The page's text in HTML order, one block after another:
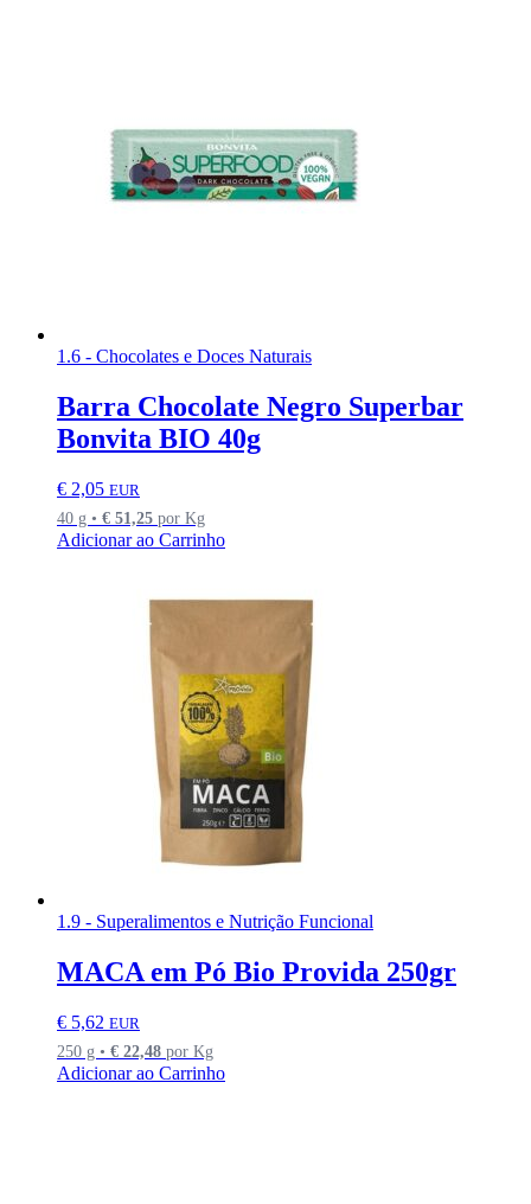
1.6 - Chocolates e Doces Naturais
Barra Chocolate Negro Superbar
Bonvita BIO 40g
€ 2,05 EUR
40 g • € 51,25 por Kg
Adicionar ao Carrinho
1.9 - Superalimentos e Nutrição Funcional
MACA em Pó Bio Provida 250gr
€ 5,62 EUR
250 g • € 22,48 por Kg
Adicionar ao Carrinho